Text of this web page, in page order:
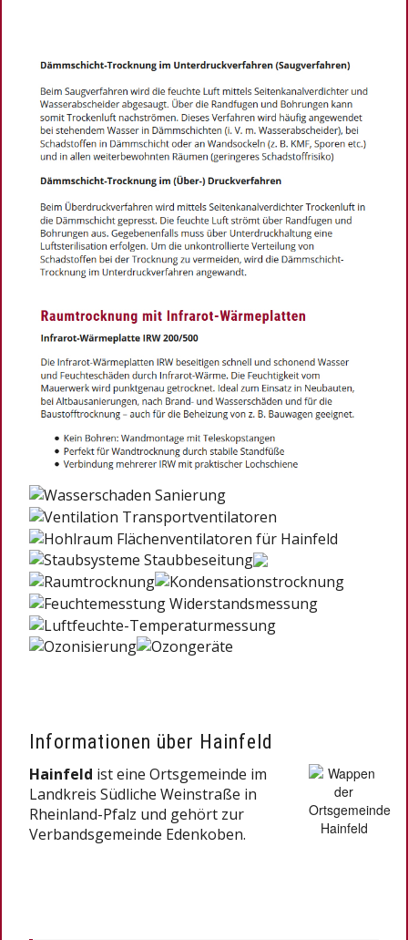
Informationen über Hainfeld
Hainfeld ist eine Ortsgemeinde im
Landkreis Südliche Weinstraße in
Rheinland-Pfalz und gehört zur
Verbandsgemeinde Edenkoben.